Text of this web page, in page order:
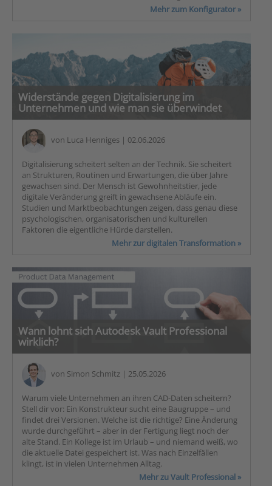
Mehr zum Konfigurator »
Widerstände gegen Digitalisierung im
Unternehmen und wie man sie überwindet
von Luca Henniges | 02.06.2026
Digitalisierung scheitert selten an der Technik. Sie scheitert
an Strukturen, Routinen und Erwartungen, die über Jahre
gewachsen sind. Der Mensch ist Gewohnheitstier, jede
digitale Veränderung greift in gewachsene Abläufe ein.
Studien und Marktbeobachtungen zeigen, dass genau diese
psychologischen, organisatorischen und kulturellen
Faktoren die eigentliche Hürde darstellen.
Mehr zur digitalen Transformation »
Wann lohnt sich Autodesk Vault Professional
wirklich?
von Simon Schmitz | 25.05.2026
Warum viele Unternehmen an ihren CAD-Daten scheitern?
Stell dir vor: Ein Konstrukteur sucht eine Baugruppe – und
findet drei Versionen. Welche ist die richtige? Eine Änderung
wurde durchgeführt – aber in der Fertigung liegt noch der
alte Stand. Ein Kollege ist im Urlaub – und niemand weiß, wo
die aktuelle Datei gespeichert ist. Was nach Einzelfällen
klingt, ist in vielen Unternehmen Alltag.
Mehr zu Vault Professional »